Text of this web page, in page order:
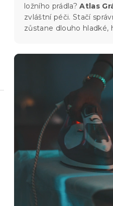
ložního prádla?Atlas
zvláštní péči. Stačí
zůstane dlouho hladké,